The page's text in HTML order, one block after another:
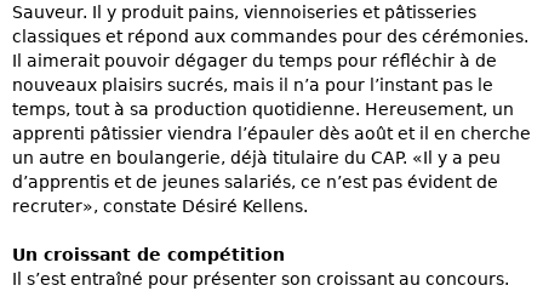
Sauveur. Il y produit pains, viennoiseries et pâtisseries
classiques et répond aux commandes pour des cérémonies.
Il aimerait pouvoir dégager du temps pour réfléchir à de
nouveaux plaisirs sucrés, mais il n’a pour l’instant pas le
temps, tout à sa production quotidienne. Hereusement, un
apprenti pâtissier viendra l’épauler dès août et il en cherche
un autre en boulangerie, déjà titulaire du CAP. «Il y a peu
d’apprentis et de jeunes salariés, ce n’est pas évident de
recruter», constate Désiré Kellens.
Un croissant de compétition
Il s’est entraîné pour présenter son croissant au concours.